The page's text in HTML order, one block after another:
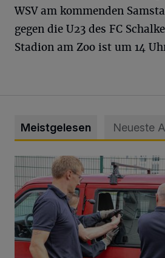
WSV am kommenden
gegen die U23 des FC
Stadion am Zoo ist um 14
Meistgelesen Neueste
Feuerwehr befreit Kind aus